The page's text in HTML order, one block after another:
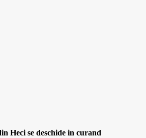
Heci se deschide in curand